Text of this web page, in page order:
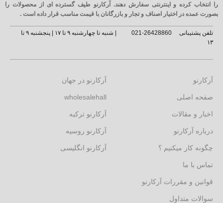
را انتخاب کرده و اینترنتی سفارش دهند. آرکارنو طیف گسترده ای از محصولات را
بصورت عمده در اختیار اصناف و تجار و بازرگانان با قیمت مناسب قرار داده است .
تلفن پشتیبانی 26428860-021
| شنبه تا چهارشنبه ۹ تا ۱۷ | پنجشنبه ۹ تا
۱۳
آرکارنو
صفحه اصلی
اخبار و مقالات
درباره آرکارنو
چگونه کار میکنیم ؟
تماس با ما
قوانین و مقررات آرکارنو
سوالات متداول
آرکارنو در جهان
wholesalehall
آرکارنو ترکیه
آرکارنو روسیه
آرکارنو انگلیسی